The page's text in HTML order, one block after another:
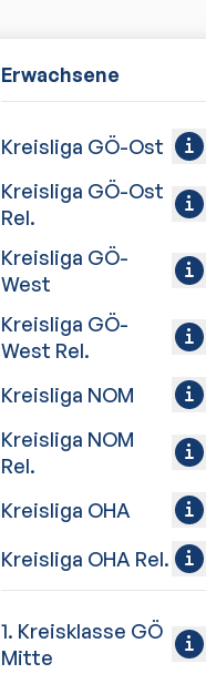
Erwachsene
Kreisliga GÖ-Ost
Kreisliga GÖ-Ost
Rel.
Kreisliga GÖ-
West
Kreisliga GÖ-
West Rel.
Kreisliga NOM
Kreisliga NOM
Rel.
Kreisliga OHA
Kreisliga OHA Rel.
1. Kreisklasse GÖ
Mitte